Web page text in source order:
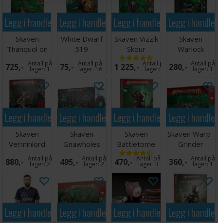
Legg i handlekurven
Skaven
Thanquol on
Boneripper
725,- Antall på
lager:1
Legg i handlekurven
White Dwarf
519
75,- Antall på
lager: 16
Legg i handlekurven
Skaven Vizzik
Skour
1 225,- Antall på
lager:
Legg i
Skaven
Warlock
Galvaneer
280,- Antall på
lager:1
Legg i handlekurven
Skaven
Verminlord
Corruptor
880,- Antall på
lager:2
Legg i handlekurven
Skaven
Gnawholes
495,- Antall på
lager:2
Legg i handlekurven
Skaven
Battletome
470,- Antall på
lager:3
Legg i
Skaven Warp-
Grinder
360,- Antall på
lager:1
Legg i handlekurvenLegg i handlekurvenLegg i handlekurven
Legg i